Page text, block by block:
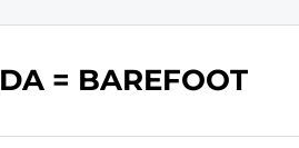
= BAREFOOT